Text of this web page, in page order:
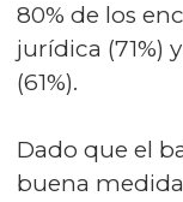
80% de los
jurídica (71%)
(61%).
Dado que el
buena